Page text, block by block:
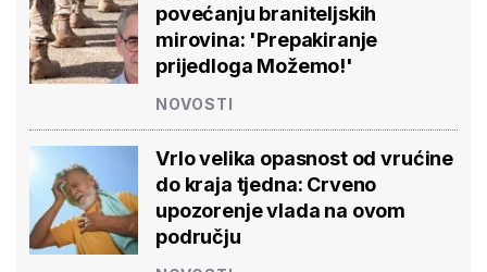
povećanju braniteljskih
mirovina: 'Prepakiranje
prijedloga Možemo!'
NOVOSTI
Vrlo velika opasnost od vrućine
do kraja tjedna: Crveno
upozorenje vlada na ovom
području